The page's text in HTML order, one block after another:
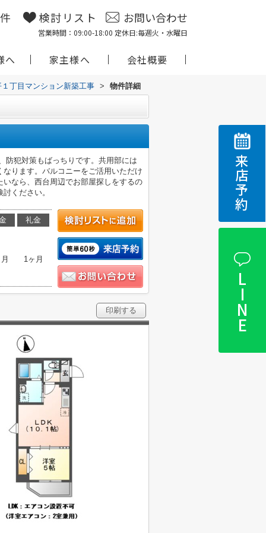
検討リスト お問い合わせ
営業時間：09:00-18:00 定休日:毎週火・水曜日
へ 家主様へ 会社概要
来店予約
LINE
丁目マンション新築工事 > 物件詳細
防犯対策もばっちりです。共用部には
ります。バルコニーをご活用いただけ
なら、西台周辺でお部屋探しをするの
ください。
礼金
1ヶ月
印刷する